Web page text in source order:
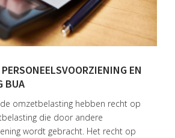
EN
BUA
omzetbelasting hebben recht op
die door andere
wordt gebracht. Het recht op